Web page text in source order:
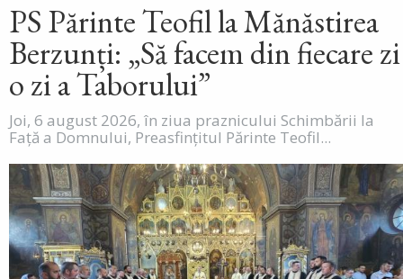
PS Părinte Teofil la Mănăstirea
Berzunți: „Să facem din fiecare zi
o zi a Taborului”
Joi, 6 august 2026, în ziua praznicului Schimbării la
Față a Domnului, Preasfințitul Părinte Teofil...